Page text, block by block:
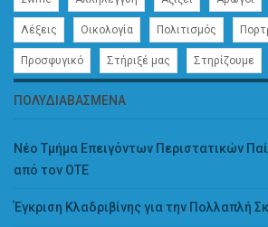
Λέξεις Οικολογία Πολιτισμός
Προσφυγικό Στήριξέ μας Στηρίζουμε
ΠΟΛΥΔΙΑΒΑΣΜΈΝΑ
Νέο Τμήμα Επειγόντων Περιστατικών
από τον ΟΤΕ
Έγκριση Κλαδριβίνης για την Πολλαπλή